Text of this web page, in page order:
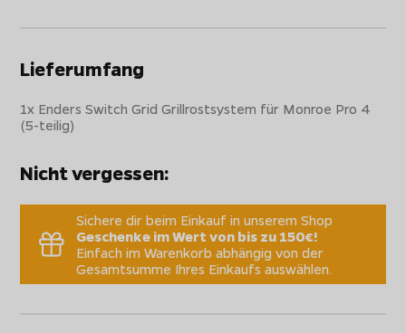
Lieferumfang
1x Enders Switch Grid Grillrostsystem für Monroe Pro 4
(5-teilig)
Nicht vergessen:
Sichere dir beim Einkauf in unserem Shop
Geschenke im Wert von bis zu 150€!
Einfach im Warenkorb abhängig von der
Gesamtsumme Ihres Einkaufs auswählen.